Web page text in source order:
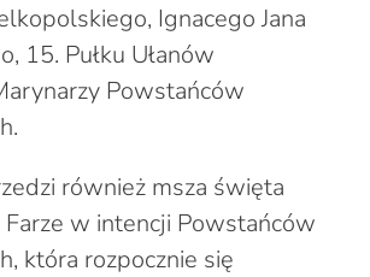
Ignacego Jana
15. Pułku Ułanów
Powstańców
również msza święta
w intencji Powstańców
która rozpocznie się